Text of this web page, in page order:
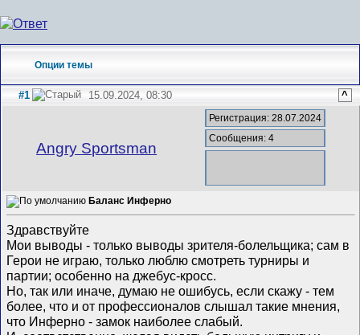
Опции темы
#1 15.09.2024, 08:30 ^
Angry Sportsman
Регистрация: 28.07.2024
Сообщения: 4
Баланс Инферно
Здравствуйте
Мои выводы - только выводы зрителя-болельщика; сам в
Герои не играю, только люблю смотреть турниры и
партии; особенно на джебус-кросс.
Но, так или иначе, думаю не ошибусь, если скажу - тем
более, что и от профессионалов слышал такие мнения,
что Инферно - замок наиболее слабый.